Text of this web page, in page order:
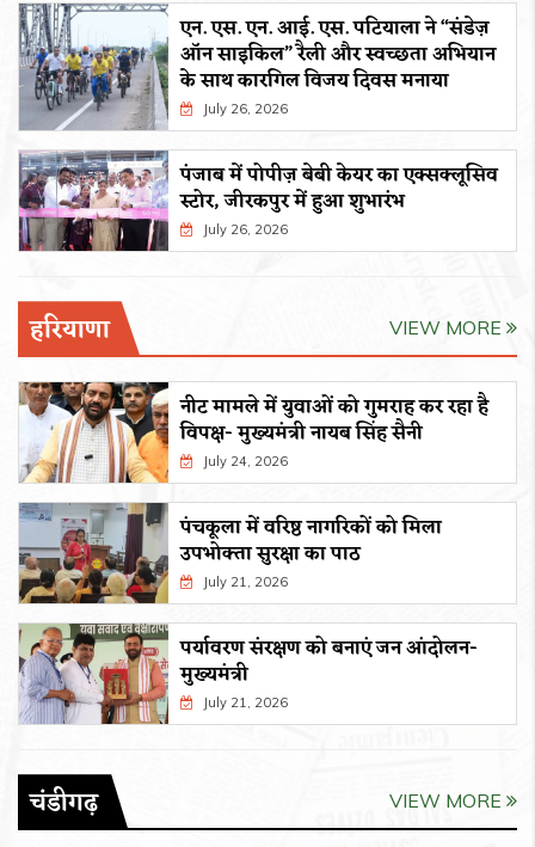
एन. एस. एन. आई. एस. पटियाला ने “संडेज़
ऑन साइकिल” रैली और स्वच्छता अभियान
के साथ कारगिल विजय दिवस मनाया
July 26, 2026
पंजाब में पोपीज़ बेबी केयर का एक्सक्लूसिव
स्टोर, जीरकपुर में हुआ शुभारंभ
July 26, 2026
हरियाणा VIEW MORE
नीट मामले में युवाओं को गुमराह कर रहा है
विपक्ष- मुख्यमंत्री नायब सिंह सैनी
July 24, 2026
पंचकूला में वरिष्ठ नागरिकों को मिला
उपभोक्ता सुरक्षा का पाठ
July 21, 2026
पर्यावरण संरक्षण को बनाएं जन आंदोलन-
मुख्यमंत्री
July 21, 2026
चंडीगढ़ VIEW MORE